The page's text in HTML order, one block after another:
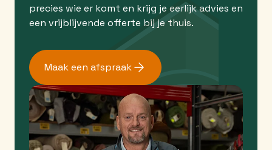
precies wie er komt en krijg je eerlijk advies en
een vrijblijvende offerte bij je thuis.
Maak een afspraak